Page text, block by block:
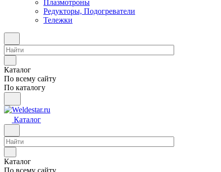
Плазмотроны
Редукторы, Подогреватели
Тележки
Каталог
По всему сайту
По каталогу
Каталог
Каталог
По всему сайту